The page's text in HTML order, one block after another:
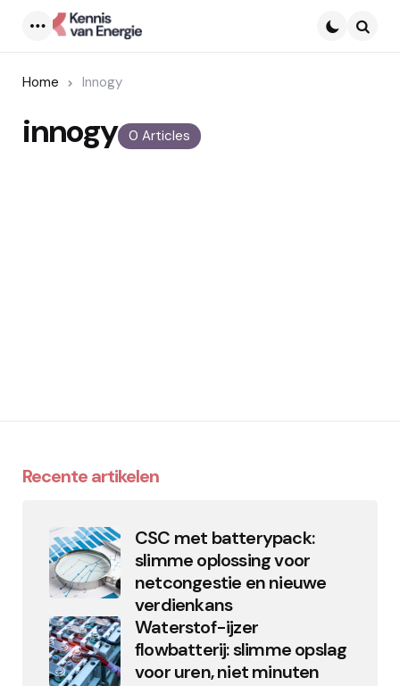
Home Innogy
0 Articles
innogy
Recente artikelen
CSC met batterypack:
slimme oplossing voor
netcongestie en nieuwe
verdienkans
Waterstof-ijzer
flowbatterij: slimme opslag
voor uren, niet minuten